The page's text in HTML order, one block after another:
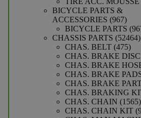
BICYCLE PARTS &
ACCESSORIES 967967
BICYCLE PARTS
CHASSIS PARTS 52464
CHAS. BELT 475475
CHAS. BRAKE DISC
CHAS. BRAKE
CHAS. BRAKE
CHAS. BRAKE
CHAS. BRAKING
CHAS. CHAIN 1565
CHAS. CHAIN KIT